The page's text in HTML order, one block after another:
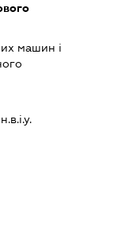
машин і